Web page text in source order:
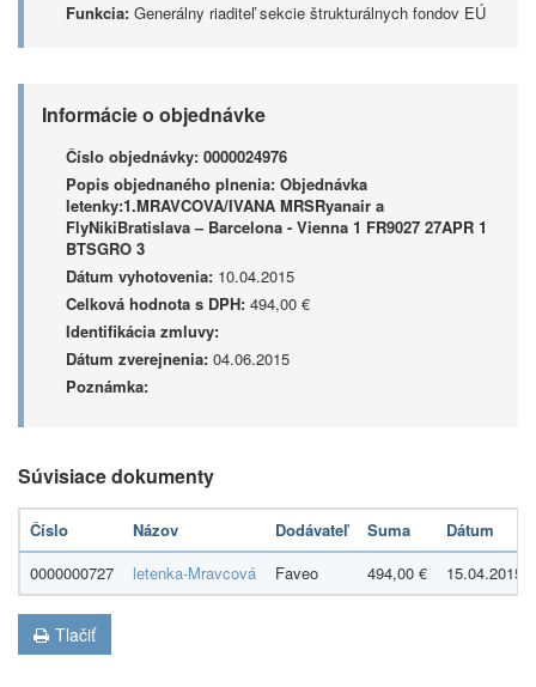
Funkcia: Generálny riaditeľ sekcie štrukturálnych fondov EÚ
Informácie o objednávke
Číslo objednávky: 0000024976
Popis objednaného plnenia: Objednávka
letenky:1.MRAVCOVA/IVANA MRSRyanair a
FlyNikiBratislava – Barcelona - Vienna 1 FR9027 27APR 1
BTSGRO 3
Dátum vyhotovenia: 10.04.2015
Celková hodnota s DPH: 494,00 €
Identifikácia zmluvy:
Dátum zverejnenia: 04.06.2015
Poznámka:
Súvisiace dokumenty
Číslo Názov Dodávateľ Suma
Dátum
0000000727
letenka-Mravcová Faveo 494,00 € 15.04.2015
Tlačiť